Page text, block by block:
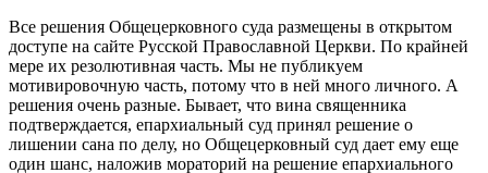
Все решения Общецерковного суда размещены в открытом
доступе на сайте Русской Православной Церкви. По крайней
мере их резолютивная часть. Мы не публикуем
мотивировочную часть, потому что в ней много личного. А
решения очень разные. Бывает, что вина священника
подтверждается, епархиальный суд принял решение о
лишении сана по делу, но Общецерковный суд дает ему еще
один шанс, наложив мораторий на решение епархиального